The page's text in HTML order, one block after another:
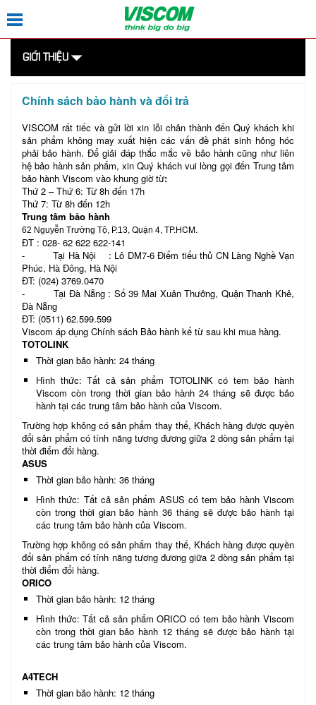
GIỚI THIỆU
Chính sách bảo hành và đổi trả
VISCOM rất tiếc và gửi lời xin lỗi chân thành đến Quý khách khi
sản phẩm không may xuất hiện các vấn đề phát sinh hỏng hóc
phải bảo hành. Để giải đáp thắc mắc về bảo hành cũng như liên
hệ bảo hành sản phẩm, xin Quý khách vui lòng gọi đến Trung tâm
bảo hành Viscom vào khung giờ từ:
Thứ 2 – Thứ 6: Từ 8h đến 17h
Thứ 7: Từ 8h đến 12h
Trung tâm bảo hành
62 Nguyễn Trường Tộ, P.13, Quận 4, TP.HCM.
ĐT : 028- 62 622 622-141
- Tại Hà Nội : Lô DM7-6 Điểm tiểu thủ CN Làng Nghề Vạn
Phúc, Hà Đông, Hà Nội
ĐT: (024) 3769.0470
- Tại Đà Nẵng : Số 39 Mai Xuân Thưởng, Quận Thanh Khê,
Đà Nẵng
ĐT: (0511) 62.599.599
Viscom áp dụng Chính sách Bảo hành kể từ sau khi mua hàng.
TOTOLINK
Thời gian bảo hành: 24 tháng
Hình thức: Tất cả sản phẩm TOTOLINK có tem bảo hành
Viscom còn trong thời gian bảo hành 24 tháng sẽ được bảo
hành tại các trung tâm bảo hành của Viscom.
Trường hợp không có sản phẩm thay thế, Khách hàng được quyền
đổi sản phẩm có tính năng tương đương giữa 2 dòng sản phẩm tại
thời điểm đổi hàng.
ASUS
Thời gian bảo hành: 36 tháng
Hình thức: Tất cả sản phẩm ASUS có tem bảo hành Viscom
còn trong thời gian bảo hành 36 tháng sẽ được bảo hành tại
các trung tâm bảo hành của Viscom.
Trường hợp không có sản phẩm thay thế, Khách hàng được quyền
đổi sản phẩm có tính năng tương đương giữa 2 dòng sản phẩm tại
thời điểm đổi hàng.
ORICO
Thời gian bảo hành: 12 tháng
Hình thức: Tất cả sản phẩm ORICO có tem bảo hành Viscom
còn trong thời gian bảo hành 12 tháng sẽ được bảo hành tại
các trung tâm bảo hành của Viscom.
A4TECH
Thời gian bảo hành: 12 tháng